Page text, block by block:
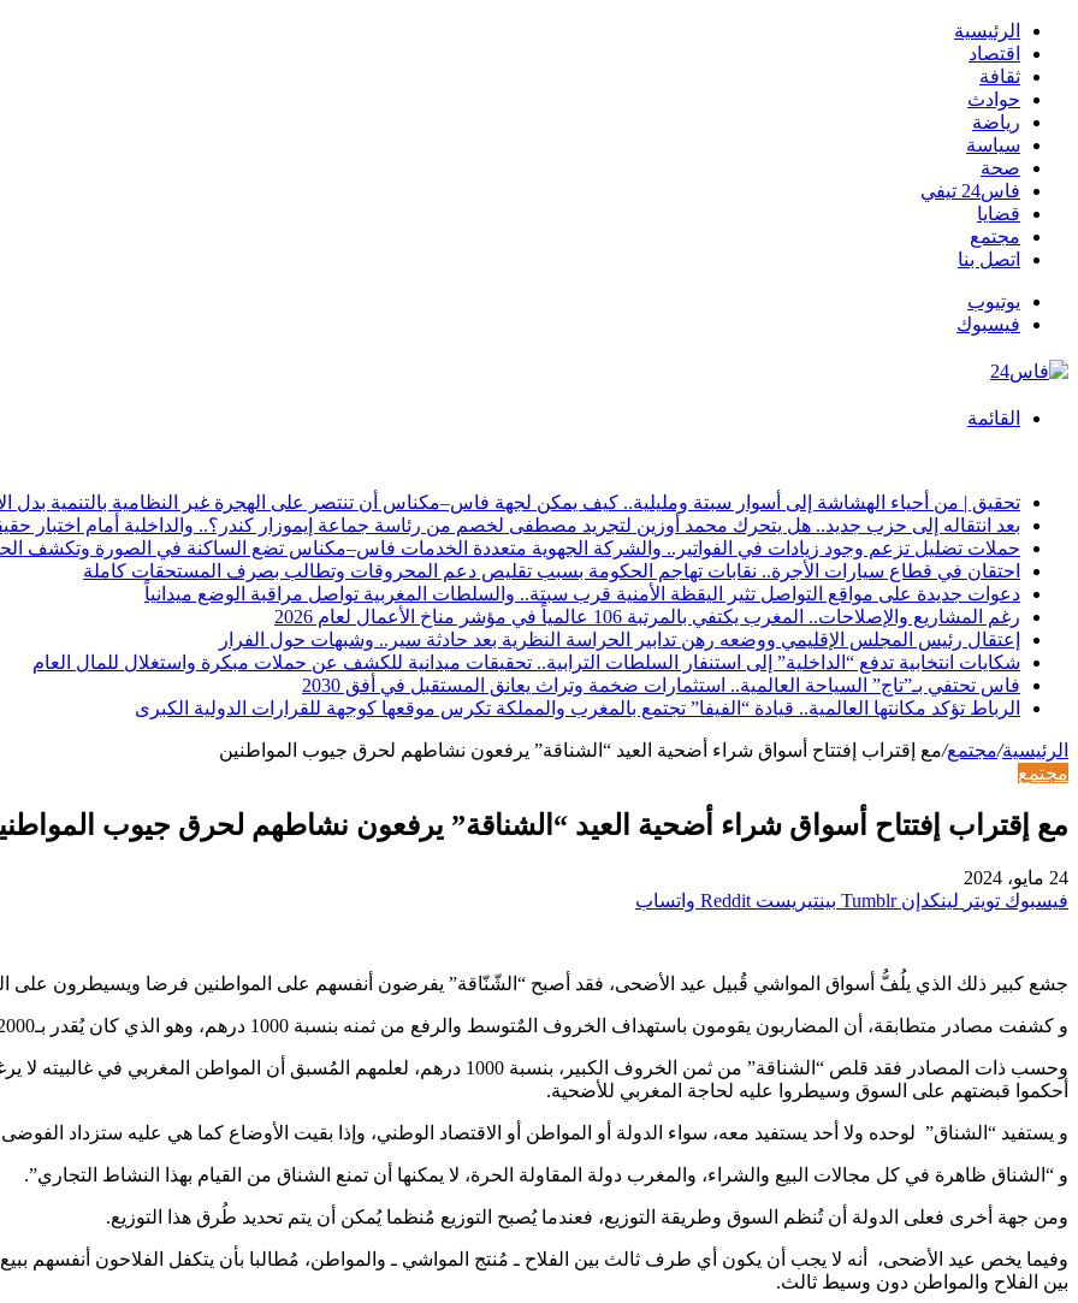
الرئيسية
اقتصاد
ثقافة
حوادث
رياضة
سياسة
صحة
فاس24 تيفي
قضايا
مجتمع
اتصل بنا
يوتيوب
فيسبوك
القائمة
تحقيق | من أحياء الهشاشة إلى أسوار سبتة ومليلية.. كيف يمكن لجهة فاس–مكناس أن تنتصر على الهجرة غير النظامية بالتنمية بدل
بعد انتقاله إلى حزب جديد.. هل يتحرك محمد أوزين لتجريد مصطفى لخصم من رئاسة جماعة إيموزار كندر؟.. والداخلية أمام اختبار حقيقي
حملات تضليل تزعم وجود زيادات في الفواتير.. والشركة الجهوية متعددة الخدمات فاس–مكناس تضع الساكنة في الصورة وتكشف
احتقان في قطاع سيارات الأجرة.. نقابات تهاجم الحكومة بسبب تقليص دعم المحروقات وتطالب بصرف المستحقات كاملة
دعوات جديدة على مواقع التواصل تثير اليقظة الأمنية قرب سبتة.. والسلطات المغربية تواصل مراقبة الوضع ميدانياً
رغم المشاريع والإصلاحات.. المغرب يكتفي بالمرتبة 106 عالمياً في مؤشر مناخ الأعمال لعام 2026
إعتقال رئيس المجلس الإقليمي ووضعه رهن تدابير الحراسة النظرية بعد حادثة سير.. وشبهات حول الفرار
شكايات انتخابية تدفع “الداخلية” إلى استنفار السلطات الترابية.. تحقيقات ميدانية للكشف عن حملات مبكرة واستغلال للمال العام
فاس تحتفي بـ”تاج” السياحة العالمية.. استثمارات ضخمة وتراث يعانق المستقبل في أفق 2030
الرباط تؤكد مكانتها العالمية.. قيادة “الفيفا” تجتمع بالمغرب والمملكة تكرس موقعها كوجهة للقرارات الدولية الكبرى
الرئيسية/مجتمع/مع إقتراب إفتتاح أسواق شراء أضحية العيد “الشناقة” يرفعون نشاطهم لحرق جيوب المواطنين
مجتمع
مع إقتراب إفتتاح أسواق شراء أضحية العيد “الشناقة” يرفعون نشاطهم لحرق جيوب
24 مايو، 2024
فيسبوك تويتر لينكدإن بينتيريست واتساب
جشع كبير ذلك الذي يلُفُّ أسواق المواشي قُبيل عيد الأضحى، فقد أصبح “الشّنّاقة” يفرضون أنفسهم على المواطنين فرضا ويسيطرون
و كشفت مصادر متطابقة، أن المضاربون يقومون باستهداف الخروف المٌتوسط والرفع من ثمنه بنسبة 1000 درهم، وهو الذي كان يُقدر بـ2000 فقط ليصبح ثمنه بعد تدخل الشناق 3000 درهم.
وحسب ذات المصادر فقد قلص “الشناقة” من ثمن الخروف الكبير، بنسبة 1000 درهم، لعلمهم
أحكموا قبضتهم على السوق وسيطروا عليه لحاجة المغربي للأضحية.
و يستفيد “الشناق” لوحده ولا أحد يستفيد معه، سواء الدولة أو المواطن أو الاقتصاد الوطني، وإذا بقيت الأوضاع كما هي عليه ستزداد
و “الشناق ظاهرة في كل مجالات البيع والشراء، والمغرب دولة المقاولة الحرة، لا يمكنها أن تمنع الشناق من القيام بهذا النشاط التجاري”.
ومن جهة أخرى فعلى الدولة أن تُنظم السوق وطريقة التوزيع، فعندما يُصبح التوزيع مُنظما يُمكن أن يتم تحديد طُرق هذا التوزيع.
وفيما يخص عيد الأضحى، أنه لا يجب أن يكون أي طرف ثالث بين الفلاح ـ مُنتج المواشي ـ والمواطن، مُطالبا بأن يتكفل الفلاحون أنفسهم ببيع
بين الفلاح والمواطن دون وسيط ثالث.